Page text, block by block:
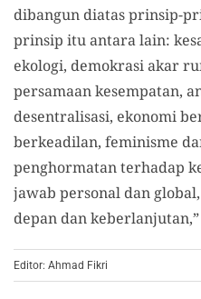
dibangun diatas prinsip-
prinsip itu antara lain:
ekologi, demokrasi akar
persamaan kesempatan,
desentralisasi, ekonomi
berkeadilan, feminisme
penghormatan terhadap
jawab personal dan
depan dan
Editor: Ahmad Fikri